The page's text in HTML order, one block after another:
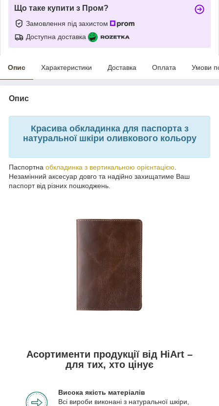
Що таке купити з Пром?
Замовлення під захистом
Доступна доставка
Опис Характеристики Доставка Оплата Умови
Опис
Красива обкладинка для паспорта з
натуральної шкіри оливкового кольору
Паспортна обкладинка з вертикальною орієнтацією.
Незамінний аксесуар довго та надійно захищатиме Ваш
паспорт від різних пошкоджень.
Асортименти продукції від HiArt –
для тих, хто цінує
Висока якість матеріалів
Всі вироби виконані з натуральної шкіри,